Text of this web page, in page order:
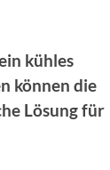
kühles
können die
Lösung für